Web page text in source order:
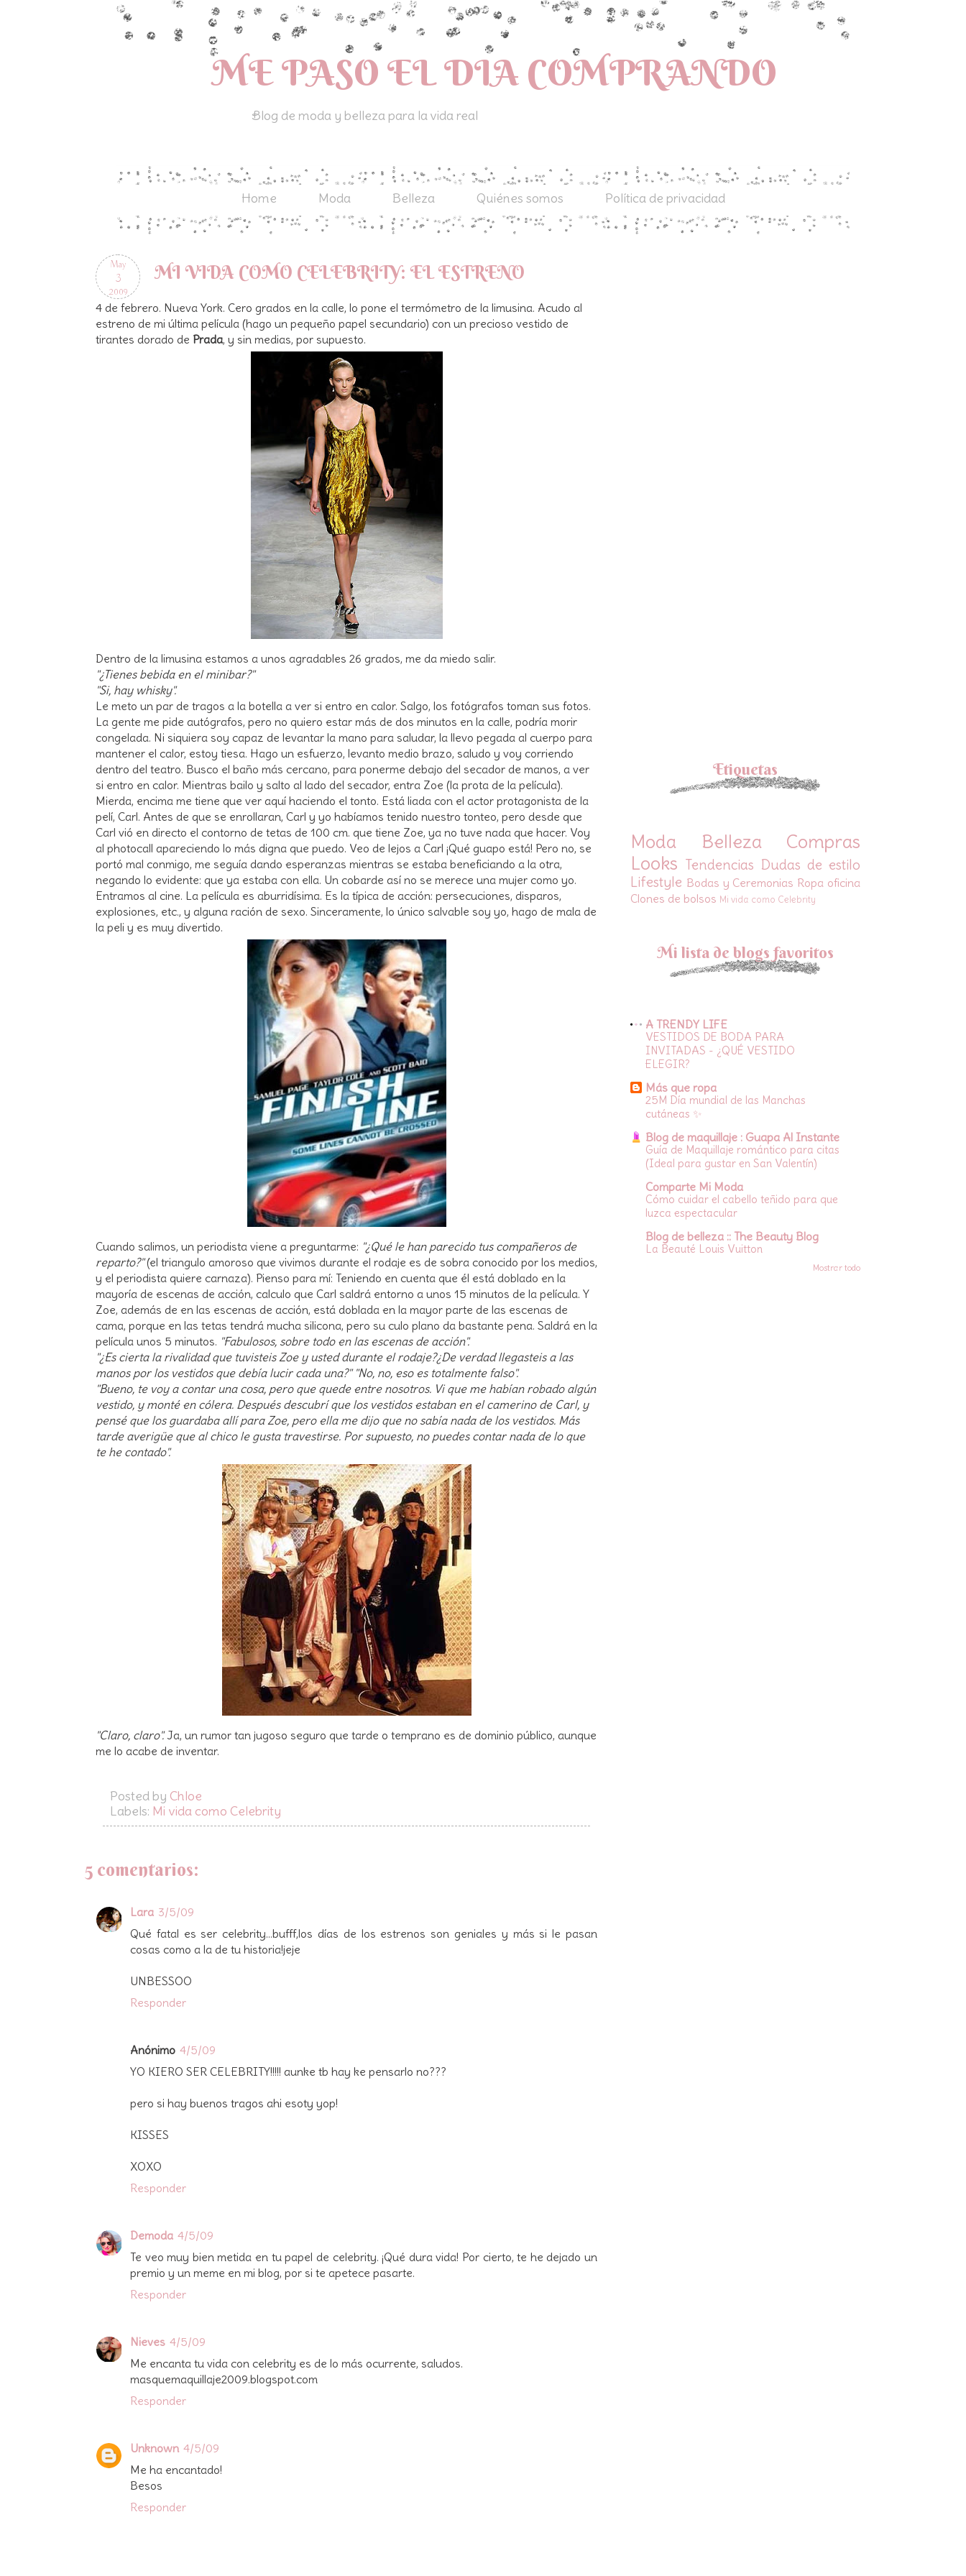
ME PASO EL DIA COMPRANDO
Blog de moda y belleza para la vida real
Home Moda Belleza Quiénes somos Política de privacidad
May
3
2009
MI VIDA COMO CELEBRITY: EL ESTRENO
4 de febrero. Nueva York. Cero grados en la calle, lo pone el termómetro de la limusina. Acudo al
estreno de mi última película (hago un pequeño papel secundario) con un precioso vestido de
tirantes dorado de Prada, y sin medias, por supuesto.
Dentro de la limusina estamos a unos agradables 26 grados, me da miedo salir.
"¿Tienes bebida en el minibar?"
"Si, hay whisky".
Le meto un par de tragos a la botella a ver si entro en calor. Salgo, los fotógrafos toman sus fotos.
La gente me pide autógrafos, pero no quiero estar más de dos minutos en la calle, podría morir
congelada. Ni siquiera soy capaz de levantar la mano para saludar, la llevo pegada al cuerpo para
mantener el calor, estoy tiesa. Hago un esfuerzo, levanto medio brazo, saludo y voy corriendo
dentro del teatro. Busco el baño más cercano, para ponerme debajo del secador de manos, a ver
si entro en calor. Mientras bailo y salto al lado del secador, entra Zoe (la prota de la película).
Mierda, encima me tiene que ver aquí haciendo el tonto. Está liada con el actor protagonista de la
pelí, Carl. Antes de que se enrollaran, Carl y yo habíamos tenido nuestro tonteo, pero desde que
Carl vió en directo el contorno de tetas de 100 cm. que tiene Zoe, ya no tuve nada que hacer. Voy
al photocall apareciendo lo más digna que puedo. Veo de lejos a Carl ¡Qué guapo está! Pero no, se
portó mal conmigo, me seguía dando esperanzas mientras se estaba beneficiando a la otra,
negando lo evidente: que ya estaba con ella. Un cobarde así no se merece una mujer como yo.
Entramos al cine. La película es aburridísima. Es la típica de acción: persecuciones, disparos,
explosiones, etc., y alguna ración de sexo. Sinceramente, lo único salvable soy yo, hago de mala de
la peli y es muy divertido.
Cuando salimos, un periodista viene a preguntarme: "¿Qué le han parecido tus compañeros de
reparto?"(el triangulo amoroso que vivimos durante el rodaje es de sobra conocido por los medios,
y el periodista quiere carnaza). Pienso para mí: Teniendo en cuenta que él está doblado en la
mayoría de escenas de acción, calculo que Carl saldrá entorno a unos 15 minutos de la película. Y
Zoe, además de en las escenas de acción, está doblada en la mayor parte de las escenas de
cama, porque en las tetas tendrá mucha silicona, pero su culo plano da bastante pena. Saldrá en la
película unos 5 minutos. "Fabulosos, sobre todo en las escenas de acción".
"¿Es cierta la rivalidad que tuvisteis Zoe y usted durante el rodaje?¿De verdad llegasteis a las
manos por los vestidos que debía lucir cada una?" "No, no, eso es totalmente falso".
"Bueno, te voy a contar una cosa, pero que quede entre nosotros. Vi que me habían robado algún
vestido, y monté en cólera. Después descubrí que los vestidos estaban en el camerino de Carl, y
pensé que los guardaba allí para Zoe, pero ella me dijo que no sabía nada de los vestidos. Más
tarde averigüe que al chico le gusta travestirse. Por supuesto, no puedes contar nada de lo que
te he contado".
"Claro, claro".Ja, un rumor tan jugoso seguro que tarde o temprano es de dominio público, aunque
me lo acabe de inventar.
Posted by Chloe
Labels: Mi vida como Celebrity
5 comentarios:
Lara 3/5/09
Qué fatal es ser celebrity...bufff,los días de los estrenos son geniales y más si le pasan
cosas como a la de tu historia!jeje
UNBESSOO
Responder
Anónimo 4/5/09
YO KIERO SER CELEBRITY!!!!! aunke tb hay ke pensarlo no???
pero si hay buenos tragos ahi esoty yop!
KISSES
XOXO
Responder
Demoda 4/5/09
Te veo muy bien metida en tu papel de celebrity. ¡Qué dura vida! Por cierto, te he dejado un
premio y un meme en mi blog, por si te apetece pasarte.
Responder
Nieves 4/5/09
Me encanta tu vida con celebrity es de lo más ocurrente, saludos.
masquemaquillaje2009.blogspot.com
Responder
Unknown 4/5/09
Me ha encantado!
Besos
Responder
Etiquetas
Moda Belleza
Compras
Looks Tendencias Dudas de estilo
Lifestyle Bodas y Ceremonias Ropa oficina
Clones de bolsos Mi vida como Celebrity
Mi lista de blogs favoritos
A TRENDY LIFE
VESTIDOS DE BODA PARA
INVITADAS - ¿QUÉ VESTIDO
ELEGIR?
Más que ropa
25M Día mundial de las Manchas
cutáneas ✨
Blog de maquillaje : Guapa Al Instante
Guía de Maquillaje romántico para citas
(Ideal para gustar en San Valentín)
Comparte Mi Moda
Cómo cuidar el cabello teñido para que
luzca espectacular
Blog de belleza :: The Beauty Blog
La Beauté Louis Vuitton
Mostrar todo